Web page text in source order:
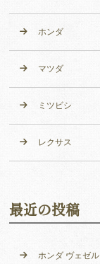
ホンダ
マツダ
ミツビシ
レクサス
最近の投稿
ホンダ ヴェゼ